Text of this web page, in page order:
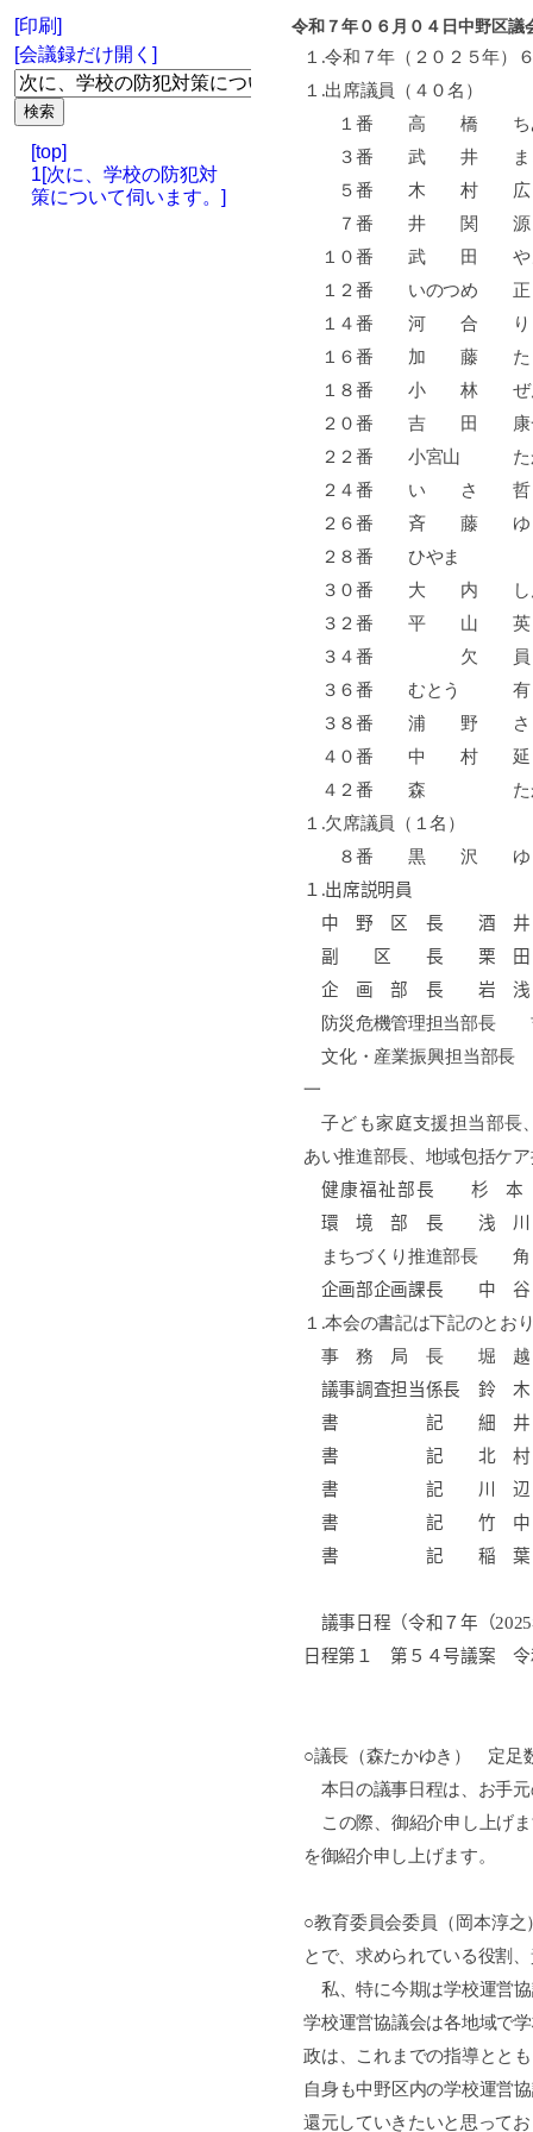
[印刷]
[会議録だけ開く]
[top]
1[次に、学校の防犯対
策について伺います。]
令和７年０６月０４日中野区
１ .令和７年（２０２５年）
１ .出席議員（４０名）
１番 高 橋
３番 武 井
５番 木 村
７番 井 関
１０番 武 田
１２番 いの
１４番 河 合
１６番 加 藤
１８番 小 林
２０番 吉 田
２２番 小宮
２４番 い さ
２６番 斉
２８番 ひや
３０番 大 内
３２番 平
３４番 欠
３６番 むと
３８番 浦 野
４０番 中 村
４２番 森 たか
１ .欠席議員（１名）
８番 黒 沢
１ .出席説明員
中 野 区 長 酒
副 区 長 栗
企 画 部 長
防災危機管理担当
文化・産業振興担
一
子ども家庭支援担当部長
あい推進部長、地域包括
健康福祉部長
杉 本
環 境 部
まちづくり推
企画部企画課長
１ .本会の書記は下記のとお
事 務 局 長 堀
議事調査担
書 記 細
書 記 北 村
書 記 川
書 記 竹
書 記 稲
議事日程（令和７年（2025
日程第１
第５４号議案 令
○議長（森たかゆき） 定足
本日の議事日程は、お手元
この際、御紹介申し上げ
を御紹介申し上げます。
○教育委員会委員（岡本淳
とで、求められている役割
私、特に今期は学校運営
学校運営協議会は各地域で
政は、これまでの指導とと
自身も中野区内の学校運営
還元していきたいと思って